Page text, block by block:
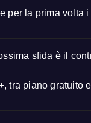
per la prima volta
sfida è il
tra piano gratuito